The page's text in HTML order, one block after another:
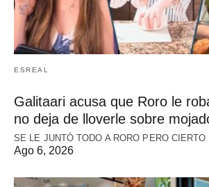
ESREAL
Galitaari acusa que Roro le
no deja de lloverle sobre
SE LE JUNTÓ TODO A RORO PERO CIERTO
Ago 6, 2026